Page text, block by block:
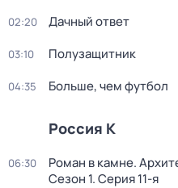
02:20 Дачный ответ
03:10 Полузащитник
04:35 Больше, чем футбол
Россия К
06:30 Роман в камне.
Сезон 1. Серия 11-я